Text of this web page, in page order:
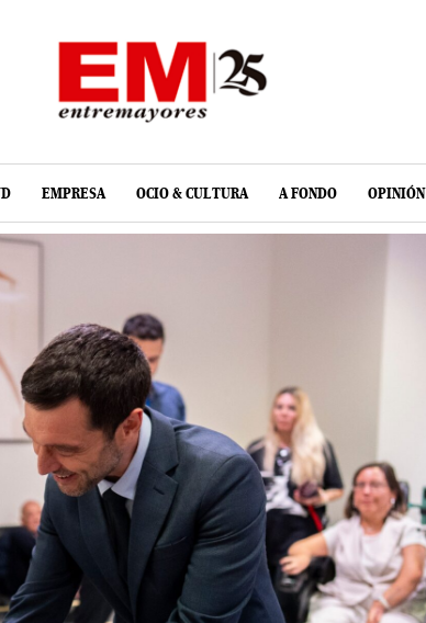
EMPRESA OCIO & CULTURA A FONDO OPINIÓN